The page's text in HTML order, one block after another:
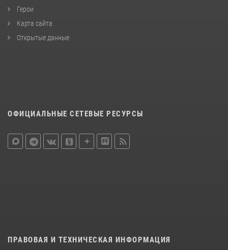
Герои
Карта сайта
Открытые данные
ОФИЦИАЛЬНЫЕ СЕТЕВЫЕ РЕСУРСЫ
ПРАВОВАЯ И ТЕХНИЧЕСКАЯ ИНФОРМАЦИЯ